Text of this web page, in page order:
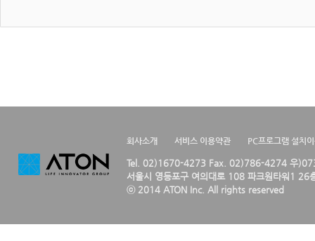
회사소개 서비스 이용약관 PC프로그램 설치
Tel. 02)1670-4273 Fax. 02)786-4274 우
서울시 영등포구 여의대로 108 파크원타워1 26
ⓒ 2014 ATON Inc. All rights reserved